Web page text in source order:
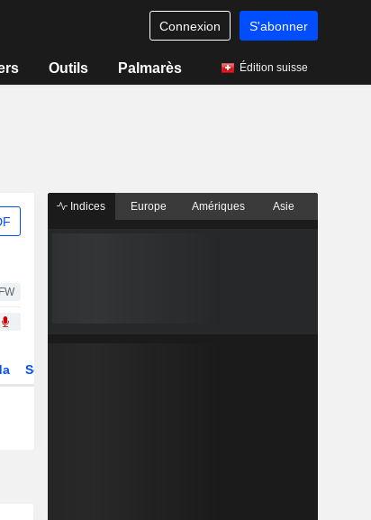
Connexion S'abonner
Outils Palmarès Édition suisse
FW
Secteur
Indices Europe Amériques Asie